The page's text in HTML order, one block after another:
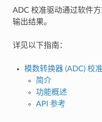
ADC 校准驱动通过软件
输出结果。
详见以下指南：
模数转换器 (ADC) 校
简介
功能概述
API 参考